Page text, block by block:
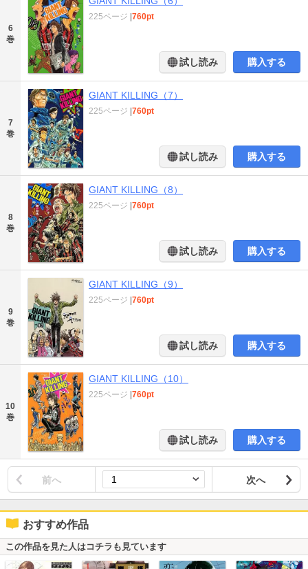
6
巻
225ページ |760pt
試し読み 購入する
7
巻
GIANT KILLING（7）
225ページ |760pt
試し読み 購入する
8
巻
GIANT KILLING（8）
225ページ |760pt
試し読み 購入する
9
巻
GIANT KILLING（9）
225ページ |760pt
試し読み 購入する
10
巻
GIANT KILLING（10）
225ページ |760pt
試し読み 購入する
前へ 次へ
おすすめ作品
この作品を見た人はコチラも見ています